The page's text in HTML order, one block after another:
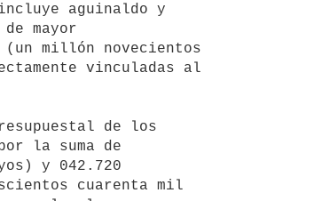
aguinaldo y
mayor
millón novecientos
vinculadas al
la suma de
y 042.720
cuarenta mil